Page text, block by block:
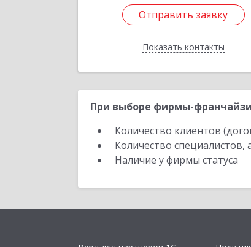
Отправить заявку
Показать контакты
Отправить заявку
Назад
При выборе фирмы-
Количество клиентов
Количество
Наличие у фирмы статуса